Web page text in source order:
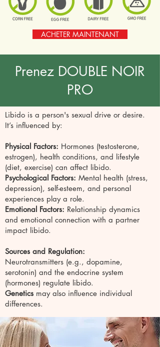
ACHETER MAINTENANT
Prenez DOUBLE NOIR
PRO
Libido is a person's sexual drive or desire.
It’s influenced by:
Physical Factors: Hormones (testosterone,
estrogen), health conditions, and lifestyle
(diet, exercise) can affect libido.
Psychological Factors: Mental health (stress,
depression), self-esteem, and personal
experiences play a role.
Emotional Factors: Relationship dynamics
and emotional connection with a partner
impact libido.
Sources and Regulation:
Neurotransmitters (e.g., dopamine,
serotonin) and the endocrine system
(hormones) regulate libido.
Genetics may also influence individual
differences.